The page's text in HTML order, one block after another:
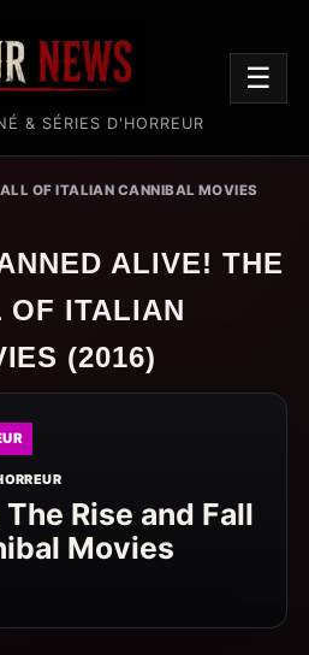
& SÉRIES D'HORREUR
☰
OF ITALIAN CANNIBAL MOVIES
ALIVE! THE
OF ITALIAN
(2016)
Rise and Fall
Movies